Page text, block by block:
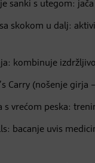
sanki s utegom:
skokom u dalj:
kombinuje
Carry (nošenje girja
s vrećom peska:
bacanje uvis